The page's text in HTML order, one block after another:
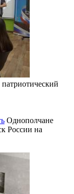
Однополчане
России на